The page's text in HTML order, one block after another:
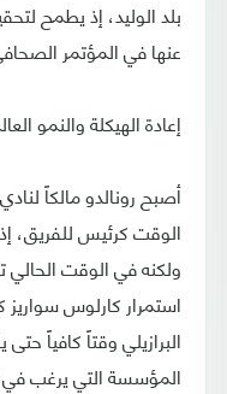
بلد الوليد، إذ يطمح
عنها في المؤتمر
إعادة الهيكلة والنمو
أصبح رونالدو مالكاً
الوقت كرئيس للفريق،
ولكنه في الوقت الحالي
استمرار كارلوس
البرازيلي وقتاً كافياً
المؤسسة التي يرغب في